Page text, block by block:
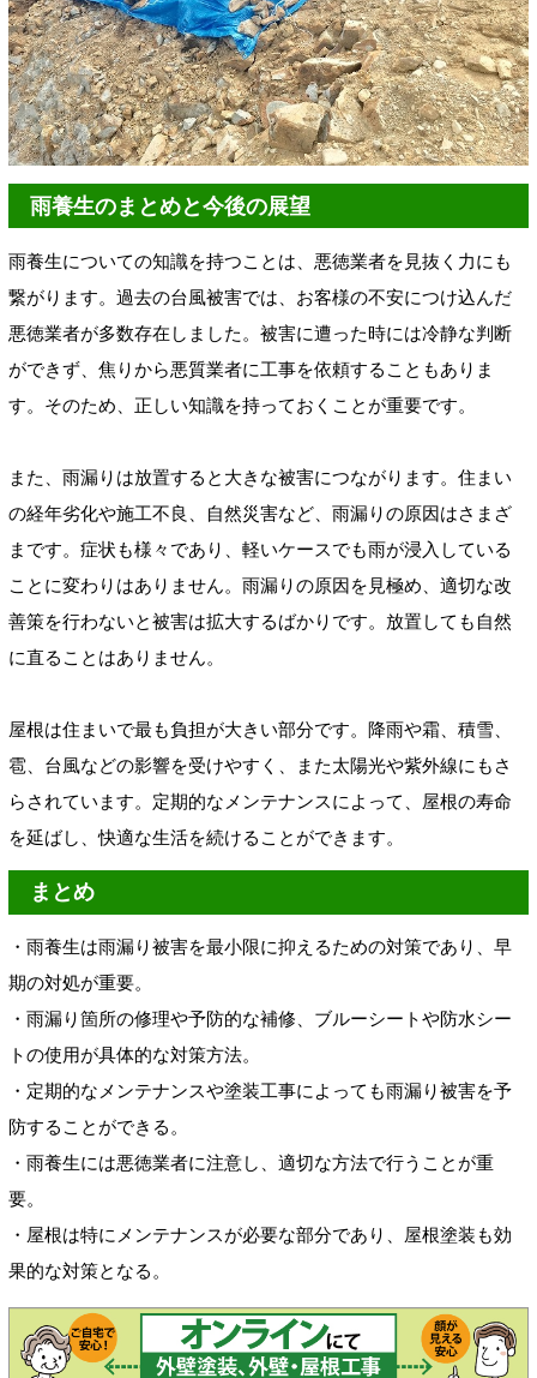
雨養生のまとめと今後の展望
雨養生についての知識を持つことは、悪徳業者を見抜く力にも
繋がります。過去の台風被害では、お客様の不安につけ込んだ
悪徳業者が多数存在しました。被害に遭った時には冷静な判断
ができず、焦りから悪質業者に工事を依頼することもありま
す。そのため、正しい知識を持っておくことが重要です。
また、雨漏りは放置すると大きな被害につながります。住まい
の経年劣化や施工不良、自然災害など、雨漏りの原因はさまざ
まです。症状も様々であり、軽いケースでも雨が浸入している
ことに変わりはありません。雨漏りの原因を見極め、適切な改
善策を行わないと被害は拡大するばかりです。放置しても自然
に直ることはありません。
屋根は住まいで最も負担が大きい部分です。降雨や霜、積雪、
雹、台風などの影響を受けやすく、また太陽光や紫外線にもさ
らされています。定期的なメンテナンスによって、屋根の寿命
を延ばし、快適な生活を続けることができます。
まとめ
・雨養生は雨漏り被害を最小限に抑えるための対策であり、早
期の対処が重要。
・雨漏り箇所の修理や予防的な補修、ブルーシートや防水シー
トの使用が具体的な対策方法。
・定期的なメンテナンスや塗装工事によっても雨漏り被害を予
防することができる。
・雨養生には悪徳業者に注意し、適切な方法で行うことが重
要。
・屋根は特にメンテナンスが必要な部分であり、屋根塗装も効
果的な対策となる。